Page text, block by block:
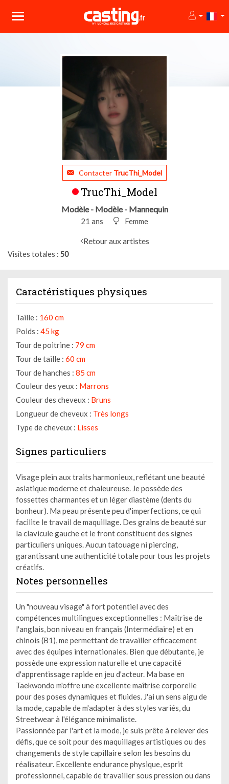
Contacter TrucThi_Model
TrucThi_Model
Modèle - Modèle - Mannequin
21 ans Femme
Retour aux artistes
Visites totales 50
Caractéristiques physiques
Taille : 160 cm
Poids : 45 kg
Tour de poitrine : 79 cm
Tour de taille : 60 cm
Tour de hanches : 85 cm
Couleur des yeux : Marrons
Couleur des cheveux : Bruns
Longueur de cheveux : Très longs
Type de cheveux : Lisses
Signes particuliers
Visage plein aux traits harmonieux, reflétant une beauté
asiatique moderne et chaleureuse. Je possède des
fossettes charmantes et un léger diastème (dents du
bonheur). Ma peau présente peu d'imperfections, ce qui
facilite le travail de maquillage. Des grains de beauté sur
la clavicule gauche et le front constituent des signes
particuliers uniques. Aucun tatouage ni piercing,
garantissant une authenticité totale pour tous les projets
créatifs.
Notes personnelles
Un "nouveau visage" à fort potentiel avec des
compétences multilingues exceptionnelles : Maîtrise de
l'anglais, bon niveau en français (Intermédiaire) et en
chinois (B1), me permettant de travailler efficacement
avec des équipes internationales. Bien que débutante, je
possède une expression naturelle et une capacité
d'apprentissage rapide en jeu d'acteur. Ma base en
Taekwondo m'offre une excellente maîtrise corporelle
pour des poses dynamiques et fluides. J'ai un sens aigu de
la mode, capable de m'adapter à des styles variés, du
Streetwear à l'élégance minimaliste.
Passionnée par l'art et la mode, je suis prête à relever des
défis, que ce soit pour des maquillages artistiques ou des
changements de style capillaire selon les besoins du
réalisateur. Excellente endurance physique, esprit
professionnel, capable de travailler sous pression ou dans